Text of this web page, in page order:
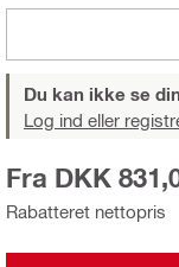
Du kan ikke se
Log ind eller
Rabatteret nettopris
Fra DKK